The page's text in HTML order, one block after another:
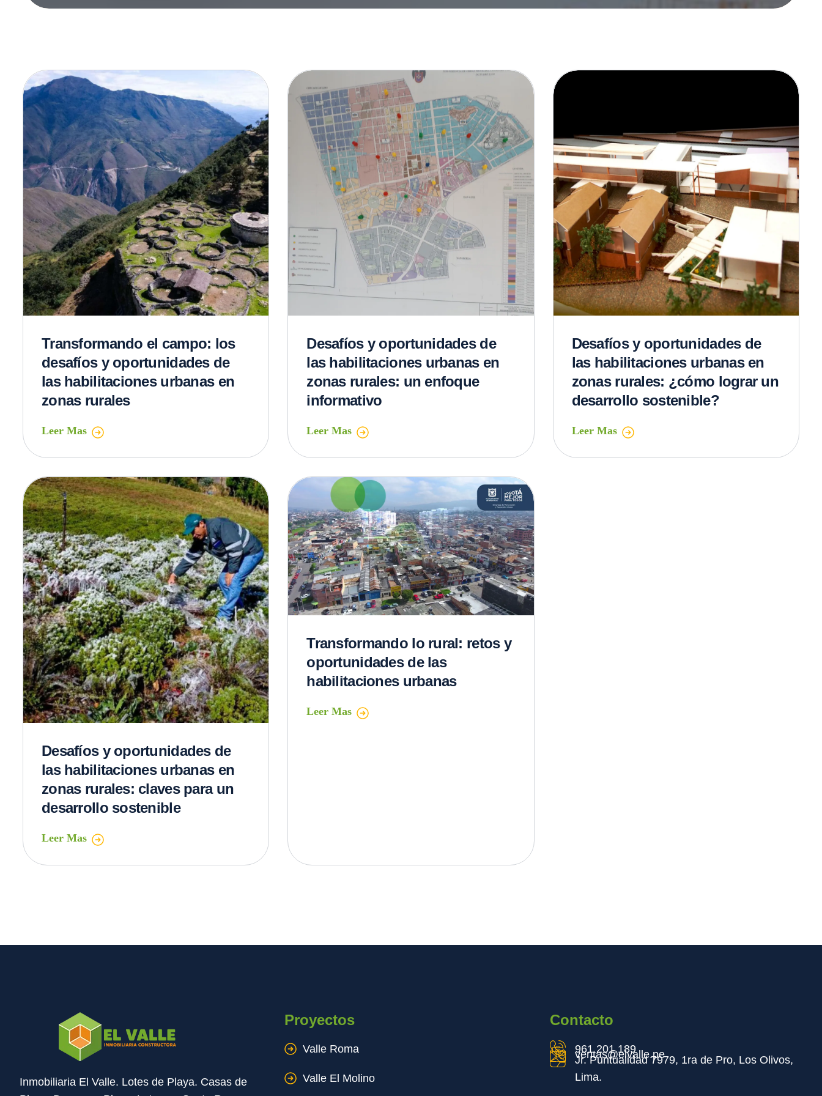
Transformando el campo: los
desafíos y oportunidades de
las habilitaciones urbanas en
zonas rurales
Leer Mas
Desafíos y oportunidades de
las habilitaciones urbanas en
zonas rurales: un enfoque
informativo
Leer Mas
Desafíos y oportunidades de
las habilitaciones urbanas en
zonas rurales: ¿cómo lograr un
desarrollo sostenible?
Leer Mas
Desafíos y oportunidades de
las habilitaciones urbanas en
zonas rurales: claves para un
desarrollo sostenible
Leer Mas
Transformando lo rural: retos y
oportunidades de las
habilitaciones urbanas
Leer Mas
Inmobiliaria El Valle. Lotes de Playa. Casas de
Proyectos
Valle Roma
Valle El Molino
Contacto
961 201 189
ventas@elvalle.pe
Jr. Puntualidad 7979, 1ra de Pro, Los Olivos,
Lima.